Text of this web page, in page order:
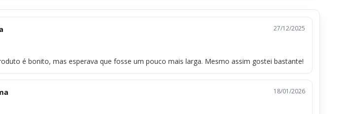
27/12/2025
é bonito, mas esperava que fosse um pouco mais larga. Mesmo assim gostei bastante!
18/01/2026